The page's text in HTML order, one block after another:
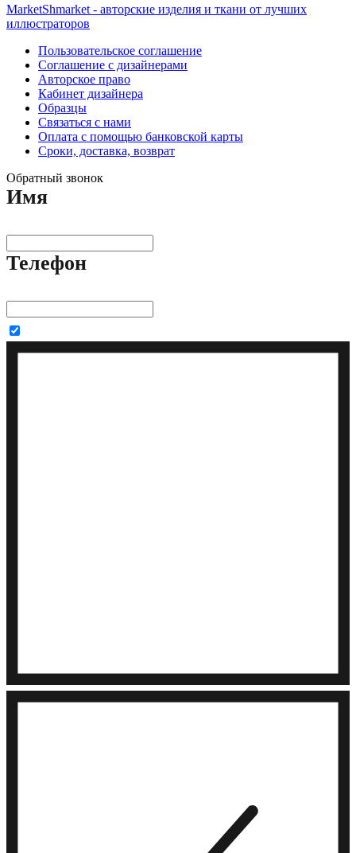
MarketShmarket - авторские изделия и ткани от лучших
иллюстраторов
Пользовательское соглашение
Соглашение с дизайнерами
Авторское право
Кабинет дизайнера
Образцы
Связаться с нами
Оплата с помощью банковской карты
Сроки, доставка, возврат
Обратный звонок
Имя
Телефон